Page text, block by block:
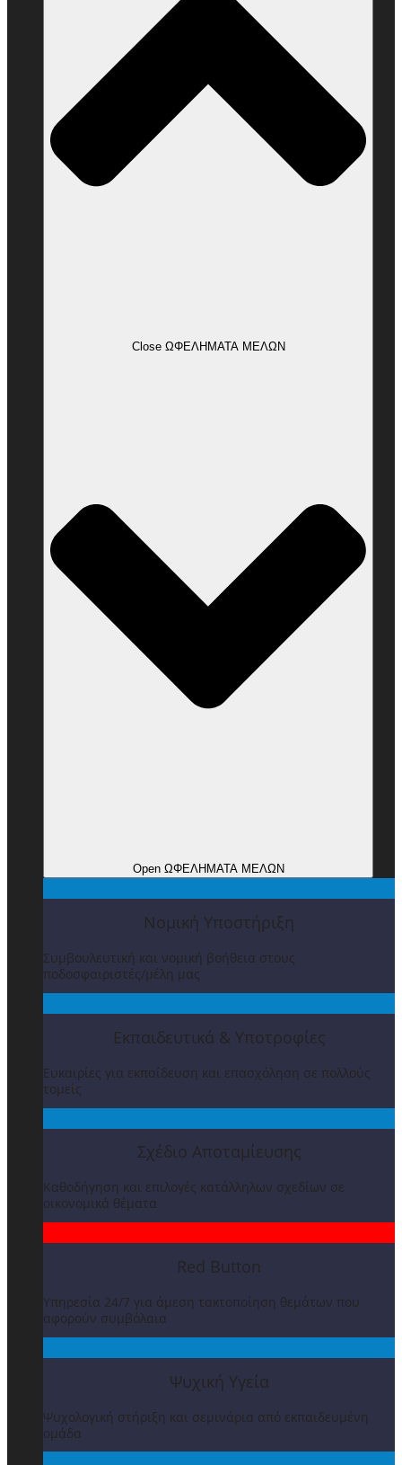
Close ΩΦΕΛΗΜΑΤΑ ΜΕΛΩΝ
Open ΩΦΕΛΗΜΑΤΑ ΜΕΛΩΝ
Νομική Υποστήριξη
Συμβουλευτική και νομική βοήθεια στους
ποδοσφαιριστές/μέλη μας
Εκπαιδευτικά & Υποτροφίες
Ευκαιρίες για εκπαίδευση και επασχόληση σε πολλούς
τομείς
Σχέδιο Αποταμίευσης
Καθοδήγηση και επιλογές κατάλληλων σχεδίων σε
οικονομικά θέματα
Red Button
Υπηρεσία 24/7 για άμεση τακτοποίηση θεμάτων που
αφορούν συμβόλαια
Ψυχική Υγεία
Ψυχολογική στήριξη και σεμινάρια από εκπαιδευμένη
ομάδα